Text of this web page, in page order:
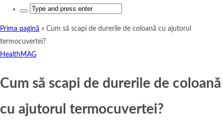
Search
Prima pagină » Cum să scapi de durerile de coloană cu ajutorul
termocuvertei?
HealthMAG
Cum să scapi de durerile de coloană
cu ajutorul termocuvertei?